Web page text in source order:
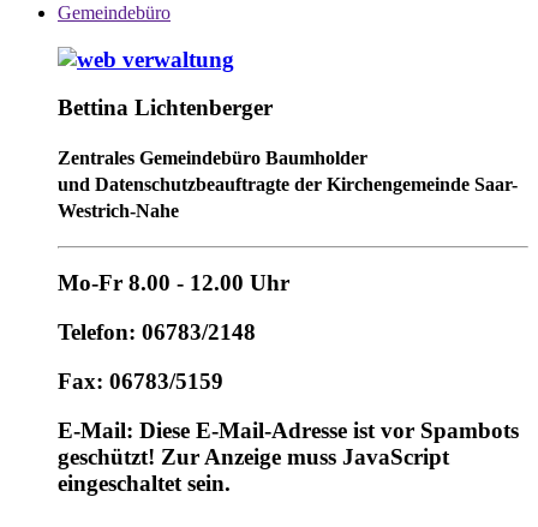
Gemeindebüro
Bettina Lichtenberger
Zentrales Gemeindebüro Baumholder
und Datenschutzbeauftragte der Kirchengemeinde Saar-
Westrich-Nahe
Mo-Fr 8.00 - 12.00 Uhr
Telefon: 06783/2148
Fax: 06783/5159
E-Mail: Diese E-Mail-Adresse ist vor Spambots
geschützt! Zur Anzeige muss JavaScript
eingeschaltet sein.